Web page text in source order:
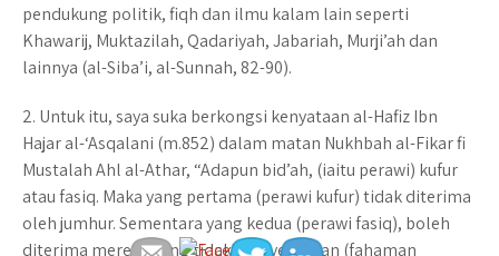
pendukung politik, fiqh dan ilmu kalam lain seperti
Khawarij, Muktazilah, Qadariyah, Jabariah, Murji’ah dan
lainnya (al-Siba’i, al-Sunnah, 82-90).
2. Untuk itu, saya suka berkongsi kenyataan al-Hafiz Ibn
Hajar al-‘Asqalani (m.852) dalam matan Nukhbah al-Fikar fi
Mustalah Ahl al-Athar, “Adapun bid’ah, (iaitu perawi) kufur
atau fasiq. Maka yang pertama (perawi kufur) tidak diterima
oleh jumhur. Sementara yang kedua (perawi fasiq), boleh
diterima mereka yang tidak menyebarkan (fahaman